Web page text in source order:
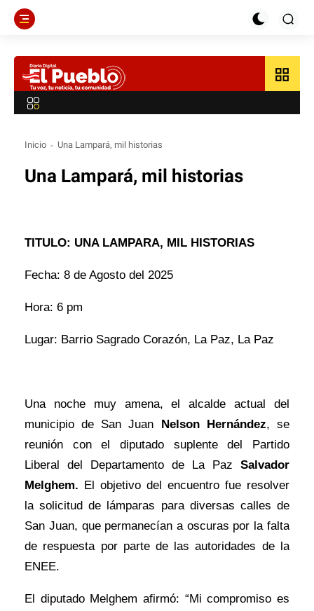
grid_view
Inicio Una Lampará, mil historias
Una Lampará, mil historias
TITULO: UNA LAMPARA, MIL HISTORIAS
Fecha: 8 de Agosto del 2025
Hora: 6 pm
Lugar: Barrio Sagrado Corazón, La Paz, La Paz
Una noche muy amena, el alcalde actual del
municipio de San Juan Nelson Hernández, se
reunión con el diputado suplente del Partido
Liberal del Departamento de La Paz Salvador
Melghem. El objetivo del encuentro fue resolver
la solicitud de lámparas para diversas calles de
San Juan, que permanecían a oscuras por la falta
de respuesta por parte de las autoridades de la
ENEE.
El diputado Melghem afirmó: “Mi compromiso es